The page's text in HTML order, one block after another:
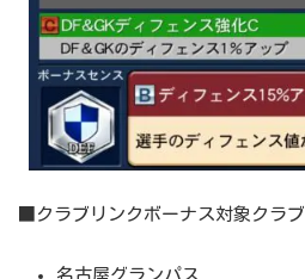
■クラブリンクボーナス対象クラブ
名古屋グランパス